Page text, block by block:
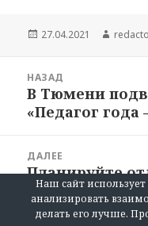
Опубликовано
27.04.2021 Автор
записям
НАЗАД
Предыдущая
запись:
В Тюмени
«Педагог года
ДАЛЕЕ
Следующая
запись:
Планируйте
профсоюзом!
Наш сайт
анализировать
делать его лучше.